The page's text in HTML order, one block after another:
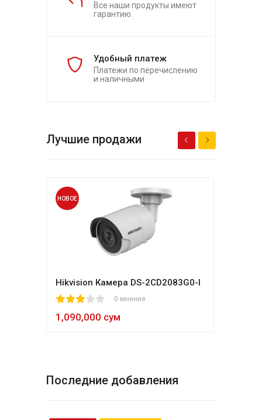
Все наши продукты имеют
гарантию.
Удобный платеж
Платежи по перечислению
и наличными
Лучшие продажи
НОВОЕ
Hikvision Камера DS-2CD2083G0-I
0 мнение
1,090,000 сум
Последние добавления